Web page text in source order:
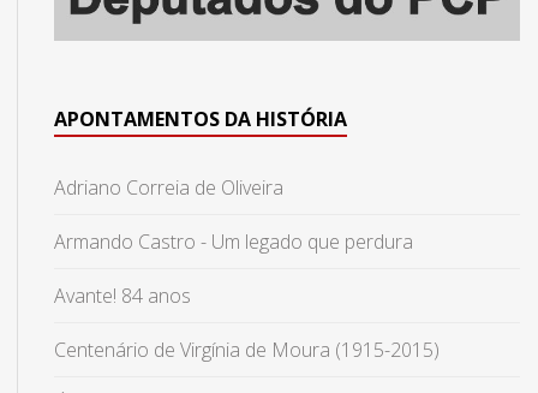
APONTAMENTOS DA HISTÓRIA
Adriano Correia de Oliveira
Armando Castro - Um legado que perdura
Avante! 84 anos
Centenário de Virgínia de Moura (1915-2015)